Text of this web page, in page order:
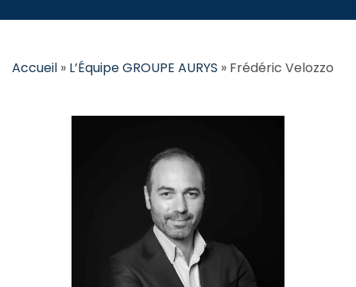
Accueil » L’Équipe GROUPE AURYS » Frédéric Velozzo